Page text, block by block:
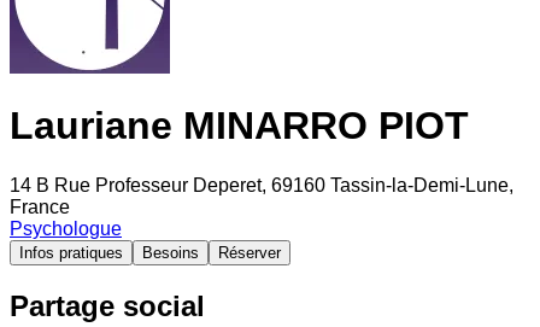
Lauriane MINARRO PIOT
14 B Rue Professeur Deperet, 69160 Tassin-la-Demi-Lune,
France
Psychologue
Infos pratiques Besoins Réserver
Partage social